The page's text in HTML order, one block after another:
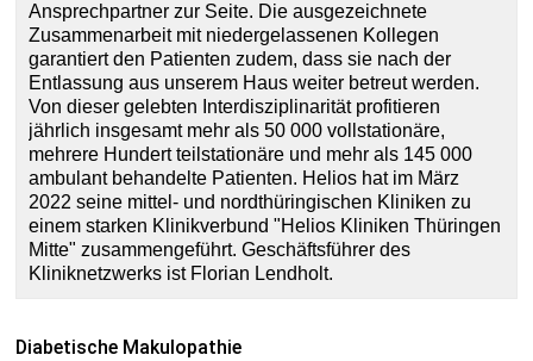
Ansprechpartner zur Seite. Die ausgezeichnete
Zusammenarbeit mit niedergelassenen Kollegen
garantiert den Patienten zudem, dass sie nach der
Entlassung aus unserem Haus weiter betreut werden.
Von dieser gelebten Interdisziplinarität profitieren
jährlich insgesamt mehr als 50 000 vollstationäre,
mehrere Hundert teilstationäre und mehr als 145 000
ambulant behandelte Patienten. Helios hat im März
2022 seine mittel- und nordthüringischen Kliniken zu
einem starken Klinikverbund "Helios Kliniken Thüringen
Mitte" zusammengeführt. Geschäftsführer des
Kliniknetzwerks ist Florian Lendholt.
Diabetische Makulopathie